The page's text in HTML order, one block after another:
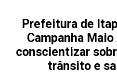
Prefeitura de
Campanha
conscientizar
trânsito e